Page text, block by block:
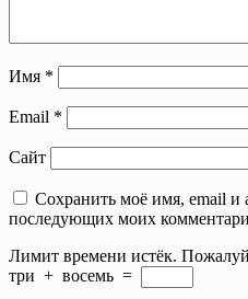
Имя *
Email *
Сайт
Сохранить моё имя, email и
последующих моих
Лимит времени истёк.
три + восемь =